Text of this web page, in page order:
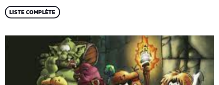
LISTE COMPLÈTE